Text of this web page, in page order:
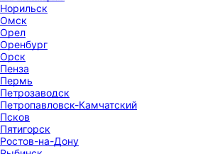
Норильск
Омск
Орел
Оренбург
Орск
Пенза
Пермь
Петрозаводск
Петропавловск-Камчатский
Псков
Пятигорск
Ростов-на-Дону